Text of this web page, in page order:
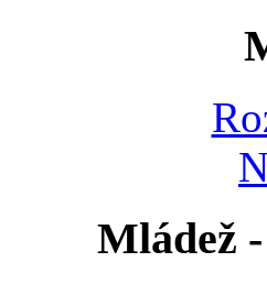
Mládež